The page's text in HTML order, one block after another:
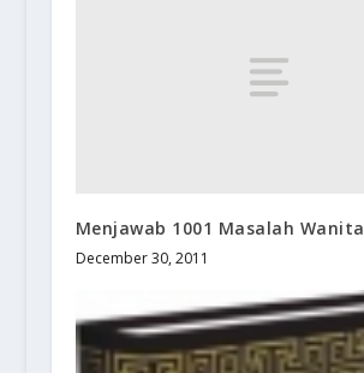
Menjawab 1001 Masalah Wanita
December 30, 2011